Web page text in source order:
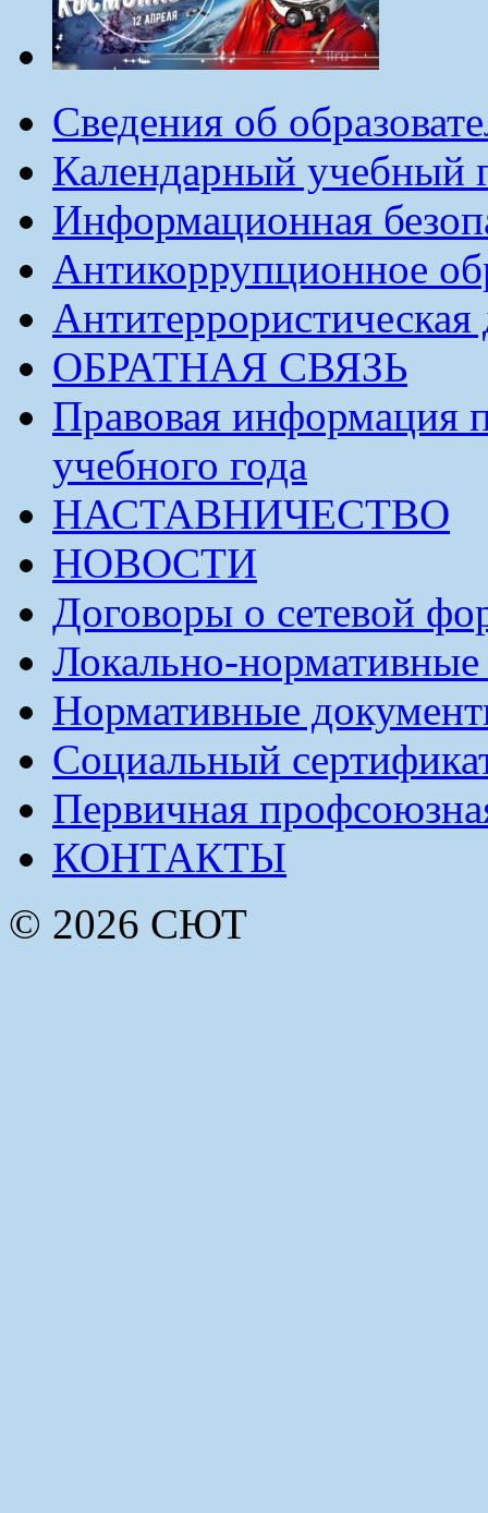
Сведения об
Календарный учебный
Информационная
Антикоррупционное
Антитеррористическая
ОБРАТНАЯ СВЯЗЬ
Правовая информация
учебного года
НАСТАВНИЧЕСТВО
НОВОСТИ
Договоры о сетевой
Локально-
Нормативные
Социальный
Первичная
КОНТАКТЫ
© 2026 СЮТ